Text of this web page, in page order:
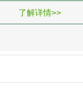
了解详情>>